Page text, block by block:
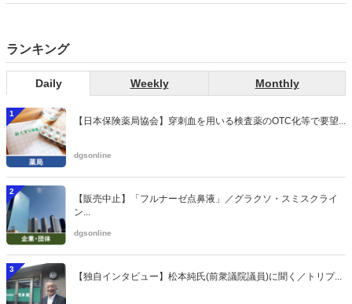
ランキング
Daily Weekly Monthly
1
【日本保険薬局協会】穿刺血を用いる検査薬のOTC化等で要望...
dgsonline
2
【販売中止】「フルナーゼ点鼻液」／グラクソ・スミスクライ
ン...
dgsonline
3
【独自インタビュー】松本純氏(前衆議院議員)に聞く／トリプ...